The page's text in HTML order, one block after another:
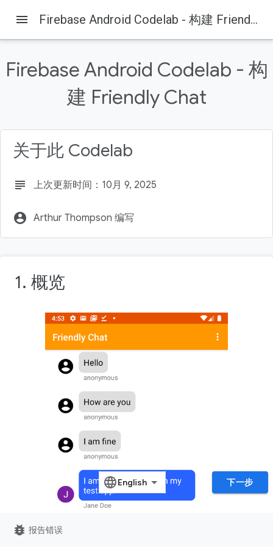
Firebase Firebase Codelabs
1. 概览
克隆存储库
检查依赖项
menu Firebase Android Codelab - 构建 Friendly Chat
Firebase Android Codelab - 构
建 Friendly Chat
关于此 Codelab
subject 上次更新时间：10月 9, 2025
account_circle Arthur Thompson 编写
1. 概览
下一步
bug_report 报告错误